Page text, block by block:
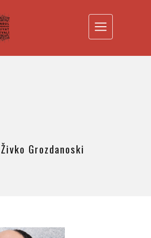
Živko Grozdanoski